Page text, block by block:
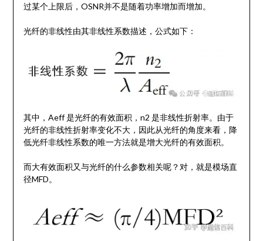
过某个上限后，OSNR并不是随着功率增加而增加。
光纤的非线性由其非线性系数描述，公式如下：
其中，Aeff 是光纤的有效面积，n2 是非线性折射率。由于
光纤的非线性折射率变化不大，因此从光纤的角度来看，降
低光纤非线性系数的唯一方法就是增大光纤的有效面积。
而大有效面积又与光纤的什么参数相关呢？对，就是模场直
径MFD。